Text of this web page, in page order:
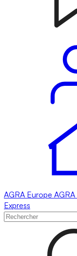
AGRA Europe AGRA
Express